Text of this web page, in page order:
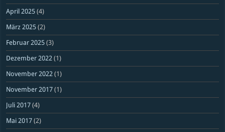
April 2025 (4)
März 2025 (2)
Februar 2025 (3)
Dezember 2022 (1)
November 2022 (1)
November 2017 (1)
Juli 2017 (4)
Mai 2017 (2)